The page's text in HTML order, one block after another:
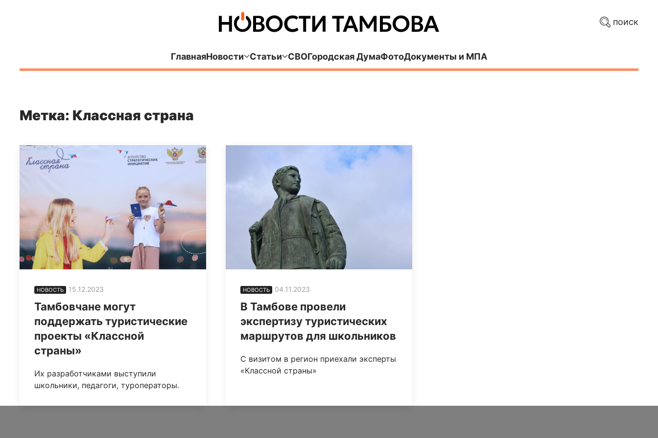
поиск
ГлавнаяНовости Статьи СВОГородская ДумаФотоДокументы и МПА
Метка: Классная страна
НОВОСТЬ 15.12.2023
Тамбовчане могут
поддержать туристические
проекты «Классной
страны»
Их разработчиками выступили
школьники, педагоги, туроператоры.
НОВОСТЬ 04.11.2023
В Тамбове провели
экспертизу туристических
маршрутов для школьников
С визитом в регион приехали эксперты
«Классной страны»